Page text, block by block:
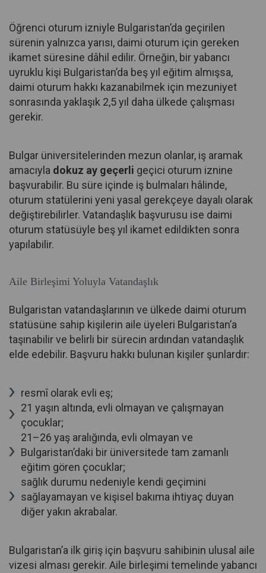
Öğrenci oturum izniyle Bulgaristan’da geçirilen
sürenin yalnızca yarısı, daimi oturum için gereken
ikamet süresine dâhil edilir. Örneğin, bir yabancı
uyruklu kişi Bulgaristan’da beş yıl eğitim almışsa,
daimi oturum hakkı kazanabilmek için mezuniyet
sonrasında yaklaşık 2,5 yıl daha ülkede çalışması
gerekir.
Bulgar üniversitelerinden mezun olanlar, iş aramak
amacıyla dokuz ay geçerli geçici oturum iznine
başvurabilir. Bu süre içinde iş bulmaları hâlinde,
oturum statülerini yeni yasal gerekçeye dayalı olarak
değiştirebilirler. Vatandaşlık başvurusu ise daimi
oturum statüsüyle beş yıl ikamet edildikten sonra
yapılabilir.
Aile Birleşimi Yoluyla Vatandaşlık
Bulgaristan vatandaşlarının ve ülkede daimi oturum
statüsüne sahip kişilerin aile üyeleri Bulgaristan’a
taşınabilir ve belirli bir sürecin ardından vatandaşlık
elde edebilir. Başvuru hakkı bulunan kişiler şunlardır:
resmî olarak evli eş;
21 yaşın altında, evli olmayan ve çalışmayan
çocuklar;
21–26 yaş aralığında, evli olmayan ve
Bulgaristan’daki bir üniversitede tam zamanlı
eğitim gören çocuklar;
sağlık durumu nedeniyle kendi geçimini
sağlayamayan ve kişisel bakıma ihtiyaç duyan
diğer yakın akrabalar.
Bulgaristan’a ilk giriş için başvuru sahibinin ulusal aile
vizesi alması gerekir. Aile birleşimi temelinde yabancı